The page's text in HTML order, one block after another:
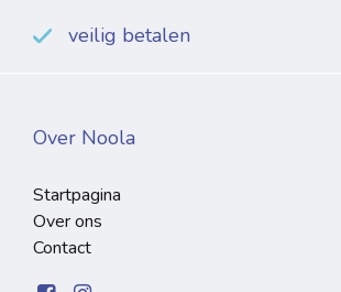
veilig betalen
Over Noola
Startpagina
Over ons
Contact